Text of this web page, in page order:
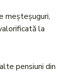
meșteșuguri,
la
pensiuni din